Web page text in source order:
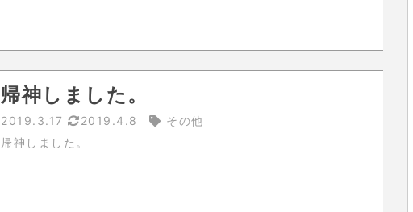
帰神しました。
2019.3.17 2019.4.8
その他
帰神しました。